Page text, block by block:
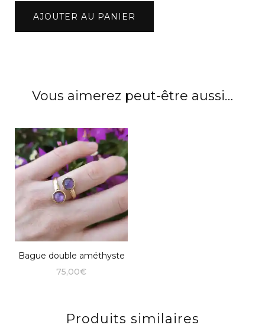
quantité
AJOUTER AU PANIER
Vous aimerez peut-être aussi…
Bague double améthyste
75,00€
Produits similaires